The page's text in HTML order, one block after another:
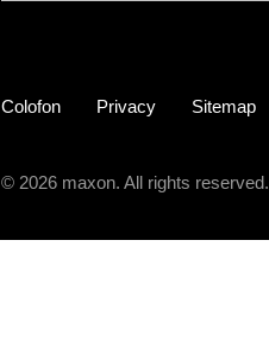
Colofon Privacy Sitemap
© 2026 maxon. All rights reserved.